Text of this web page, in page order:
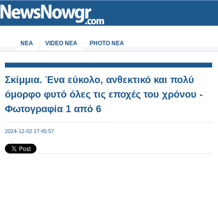
ΝΕΑ VIDEO NEA PHOTO NEA
Σκίμμια. Ένα εύκολο, ανθεκτικό και πολύ
όμορφο φυτό όλες τις εποχές του χρόνου -
Φωτογραφία 1 από 6
2024-12-02 17:45:57